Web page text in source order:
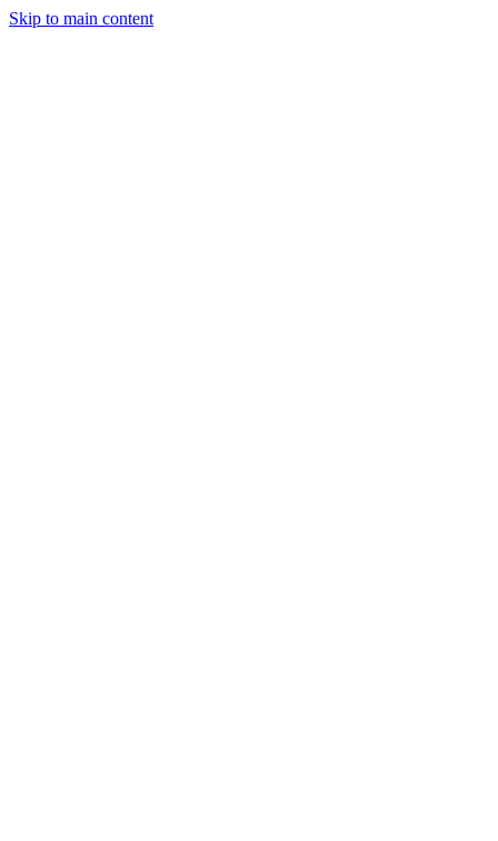
Skip to main content